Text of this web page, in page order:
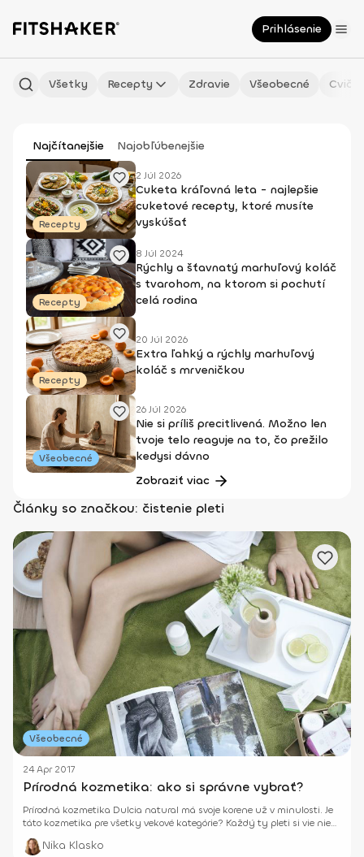
Prihlásenie
Všetky Recepty Zdravie Všeobecné
Najčítanejšie Najobľúbenejšie
Recepty
2 Júl 2026
Cuketa kráľovná leta - najlepšie
cuketové recepty, ktoré musíte
vyskúšať
Recepty
8 Júl 2024
Rýchly a šťavnatý marhuľový koláč
s tvarohom, na ktorom si pochutí
celá rodina
Recepty
20 Júl 2026
Extra ľahký a rýchly marhuľový
koláč s mrveničkou
Všeobecné
26 Júl 2026
Nie si príliš precitlivená. Možno len
tvoje telo reaguje na to, čo prežilo
kedysi dávno
Zobraziť viac
Články so značkou: čistenie pleti
Všeobecné
24 Apr 2017
Prírodná kozmetika: ako si správne vybrať?
Prírodná kozmetika Dulcia natural má svoje korene už v minulosti. Je
táto kozmetika pre všetky vekové kategórie? Každý ty pleti si vie niečo
vybrať?
Nika Klasko